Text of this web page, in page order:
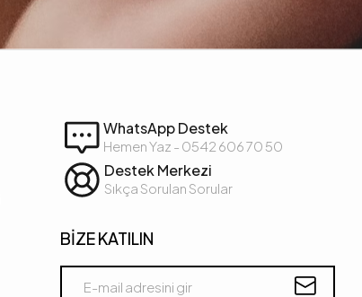
WhatsApp Destek
Hemen Yaz - 0542 606 70 50
Destek Merkezi
Sıkça Sorulan Sorular
BİZE KATILIN